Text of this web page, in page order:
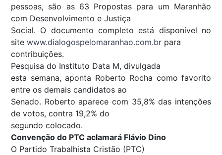
pessoas, são as 63 Propostas para um Maranhão
com Desenvolvimento e Justiça
Social. O documento completo está disponível no
site www.dialogospelomaranhao.com.br para
contribuições.
Pesquisa do Instituto Data M, divulgada
esta semana, aponta Roberto Rocha como favorito
entre os demais candidatos ao
Senado. Roberto aparece com 35,8% das intenções
de votos, contra 19,2% do
segundo colocado.
Convenção do PTC aclamará Flávio Dino
O Partido Trabalhista Cristão (PTC)